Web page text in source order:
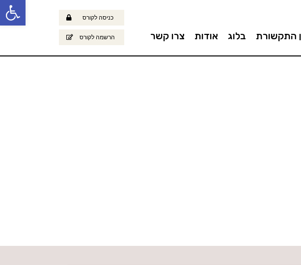
התקשורת בלוג אודות צרו קשר
כניסה לקורס
הרשמה לקורס